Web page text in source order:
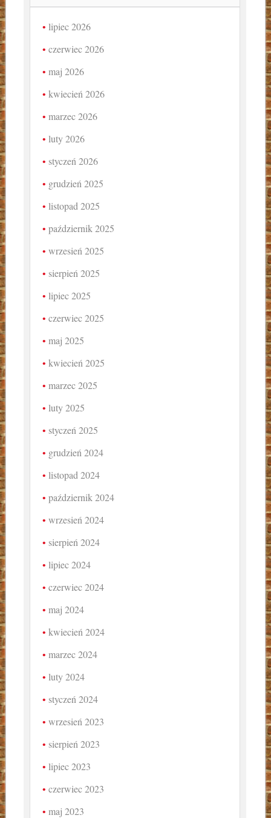
lipiec 2026
czerwiec 2026
maj 2026
kwiecień 2026
marzec 2026
luty 2026
styczeń 2026
grudzień 2025
listopad 2025
październik 2025
wrzesień 2025
sierpień 2025
lipiec 2025
czerwiec 2025
maj 2025
kwiecień 2025
marzec 2025
luty 2025
styczeń 2025
grudzień 2024
listopad 2024
październik 2024
wrzesień 2024
sierpień 2024
lipiec 2024
czerwiec 2024
maj 2024
kwiecień 2024
marzec 2024
luty 2024
styczeń 2024
wrzesień 2023
sierpień 2023
lipiec 2023
czerwiec 2023
maj 2023